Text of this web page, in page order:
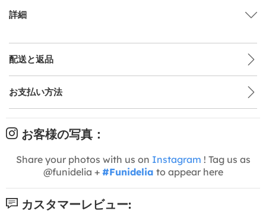
詳細
配送と返品
お支払い方法
お客様の写真：
Share your photos with us on Instagram ! Tag us as
@funidelia + #Funidelia to appear here
カスタマーレビュー: